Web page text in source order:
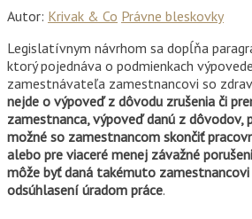
Autor: Krivak & Co Právne bleskovky
Legislatívnym návrhom sa dopĺňa
ktorý pojednáva o podmienkach
zamestnávateľa zamestnancovi so
nejde o výpoveď z dôvodu zrušenia či
zamestnanca, výpoveď danú z dôvodov,
možné so zamestnancom skončiť
alebo pre viaceré menej závažné
môže byť daná takémuto
odsúhlasení úradom práce.